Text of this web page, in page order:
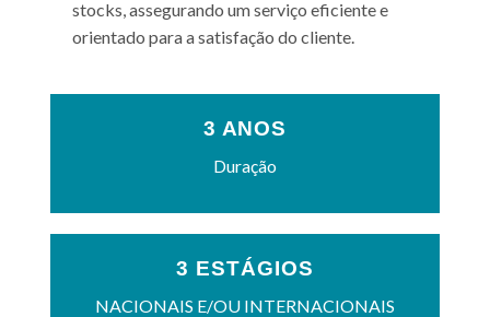
stocks, assegurando um serviço eficiente e
orientado para a satisfação do cliente.
3 ANOS
Duração
3 ESTÁGIOS
NACIONAIS E/OU INTERNACIONAIS